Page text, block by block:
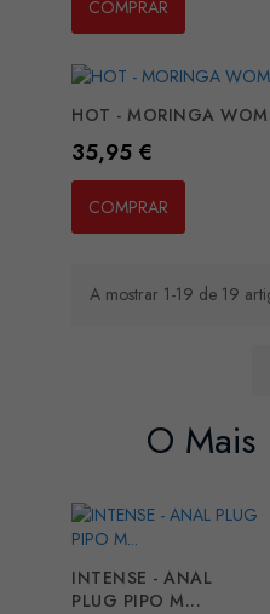
COMPRAR
HOT - MORINGA
Preço
35,95 €
COMPRAR
A mostrar 1-19 de 19
O Mais
INTENSE - ANAL
PLUG PIPO M...